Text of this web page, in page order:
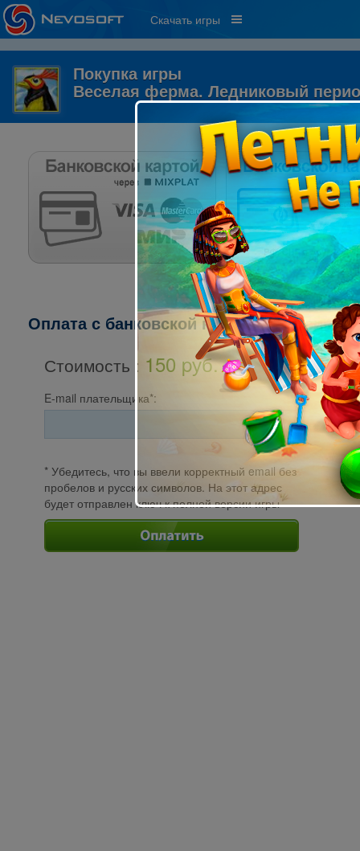
Скачать игры
Покупка игры
Веселая ферма. Ледниковый
Оплата с банковской карты через
Стоимость : 150 pуб.
E-mail плательщика*:
* Убедитесь, что вы ввели корректный email без
пробелов и русских символов. На этот адрес
будет отправлен ключ к полной версии игры